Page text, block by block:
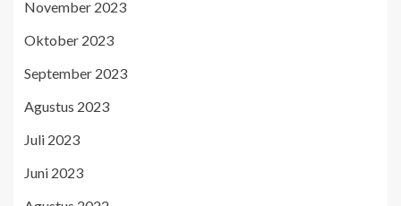
November 2023
Oktober 2023
September 2023
Agustus 2023
Juli 2023
Juni 2023